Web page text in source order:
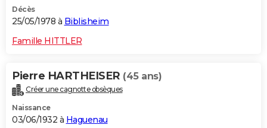
Décès
25/05/1978 à Biblisheim
Famille HITTLER
Pierre HARTHEISER (45 ans)
Créer une cagnotte obsèques
Naissance
03/06/1932 à Haguenau